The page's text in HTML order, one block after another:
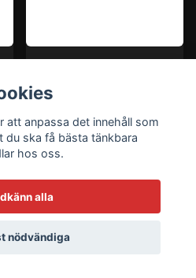
50 bridge mounting
screws, #8 x 1",
chrome
I lager
att anpassa det innehåll som
ska få bästa tänkbara
hos oss.
alla
nödvändiga